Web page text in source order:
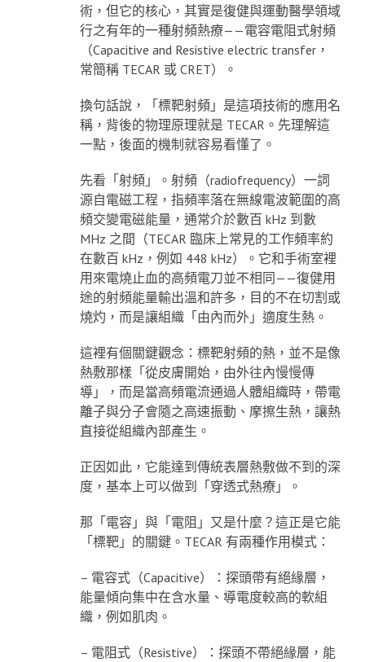
術，但它的核心，其實是復健與運動醫學領域
行之有年的一種射頻熱療——電容電阻式射頻
（Capacitive and Resistive electric transfer，
常簡稱 TECAR 或 CRET）。
換句話說，「標靶射頻」是這項技術的應用名
稱，背後的物理原理就是 TECAR。先理解這
一點，後面的機制就容易看懂了。
先看「射頻」。射頻（radiofrequency）一詞
源自電磁工程，指頻率落在無線電波範圍的高
頻交變電磁能量，通常介於數百 kHz 到數
MHz 之間（TECAR 臨床上常見的工作頻率約
在數百 kHz，例如 448 kHz）。它和手術室裡
用來電燒止血的高頻電刀並不相同——復健用
途的射頻能量輸出溫和許多，目的不在切割或
燒灼，而是讓組織「由內而外」適度生熱。
這裡有個關鍵觀念：標靶射頻的熱，並不是像
熱敷那樣「從皮膚開始，由外往內慢慢傳
導」，而是當高頻電流通過人體組織時，帶電
離子與分子會隨之高速振動、摩擦生熱，讓熱
直接從組織內部產生。
正因如此，它能達到傳統表層熱敷做不到的深
度，基本上可以做到「穿透式熱療」。
那「電容」與「電阻」又是什麼？這正是它能
「標靶」的關鍵。TECAR 有兩種作用模式：
– 電容式（Capacitive）：探頭帶有絕緣層，
能量傾向集中在含水量、導電度較高的軟組
織，例如肌肉。
– 電阻式（Resistive）：探頭不帶絕緣層，能